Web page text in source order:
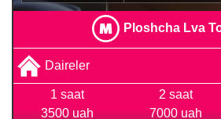
Ploshcha Lva
Daireler
1 saat
3500 uah
2 saat
7000 uah